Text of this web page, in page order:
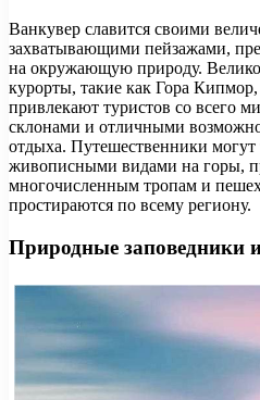
Ванкувер славится своими
захватывающими пейзажами,
на окружающую природу.
курорты, такие как Гора
привлекают туристов со всего
склонами и отличными
отдыха. Путешественники могут
живописными видами на горы,
многочисленным тропам и
простираются по всему региону.
Природные заповедники